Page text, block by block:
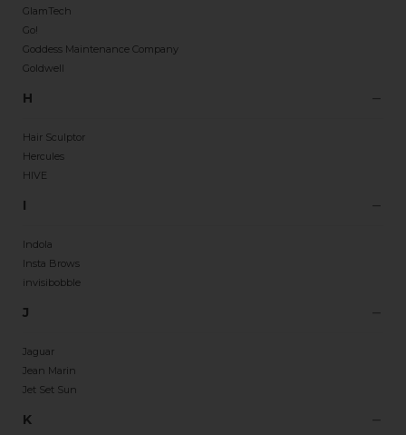
GlamTech
Go!
Goddess Maintenance Company
Goldwell
H
Hair Sculptor
Hercules
HIVE
I
Indola
Insta Brows
invisibobble
J
Jaguar
Jean Marin
Jet Set Sun
K